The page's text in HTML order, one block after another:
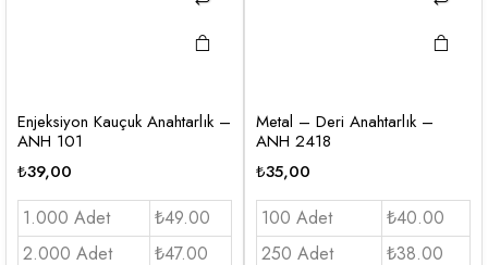
Enjeksiyon Kauçuk Anahtarlık –
ANH 101
₺39,00
1.000 Adet
₺49.00
2.000 Adet
₺47.00
Metal – Deri Anahtarlık –
ANH 2418
₺35,00
100 Adet
₺40.00
250 Adet
₺38.00